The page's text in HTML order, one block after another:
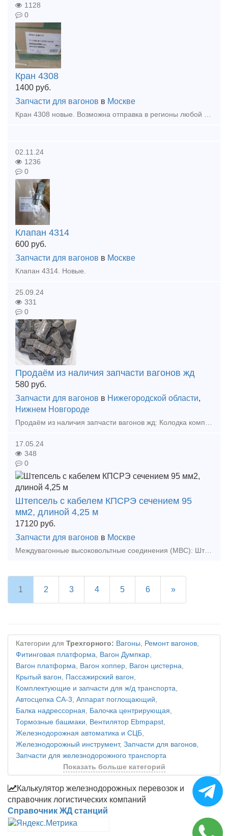
1128
0
Кран 4308
1400 руб.
Запчасти для вагонов в Москве
Кран 4308 новые. Возможна отправка в регионы любой транспортной компанией.
02.11.24
1236
0
Клапан 4314
600 руб.
Запчасти для вагонов в Москве
Клапан 4314. Новые.
25.09.24
331
0
Продаём из наличия запчасти вагонов жд
580 руб.
Запчасти для вагонов в Нижегородской области,
Нижнем Новгороде
Продаём из наличия запчасти вагонов жд: Колодка композиционная 25610-Н тонкая 3600шт Колодка композиционная 25610-Н толстая 960шт Клин ханина СЧ 35 100шт Клин тягового хомута 70шт Подвеска ма
17.05.24
348
0
Штепсель с кабелем КПСРЭ сечением 95
мм2, длиной 4,25 м
17120 руб.
Запчасти для вагонов в Москве
Междувагонные высоковольтные соединения (МВС): Штепсель с кабелем КПСРЭ сечением 95 мм2, длиной 4,25 м. Цена продукции указана без НДС 20%!Штепсель с кабелем КПСРЭ сечением 95 мм2, длиной 4
1 2 3 4 5 6 »
Категории для Трехгорного: Вагоны, Ремонт вагонов,
Фитинговая платформа, Вагон Думпкар,
Вагон платформа, Вагон хоппер, Вагон цистерна,
Крытый вагон, Пассажирский вагон,
Комплектующие и запчасти для ж/д транспорта,
Автосцепка СА-3, Аппарат поглощающий,
Балка надрессорная, Балочка центрирующая,
Тормозные башмаки, Вентилятор Ebmpapst,
Железнодорожная автоматика и СЦБ,
Железнодорожный инструмент, Запчасти для вагонов,
Запчасти для железнодорожного транспорта
Показать больше категорий
Калькулятор железнодорожных перевозок и
справочник логистических компаний
Справочник ЖД станций